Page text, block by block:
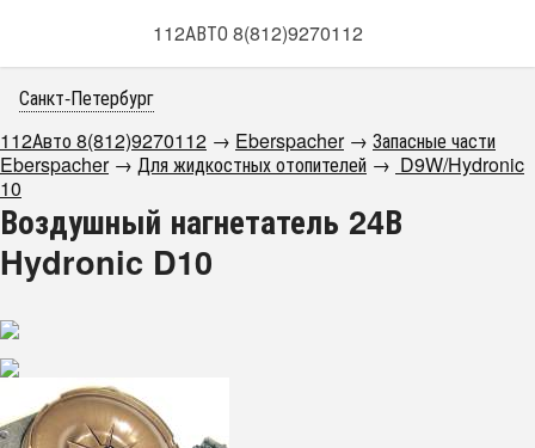
112АВТО 8(812)9270112
Санкт-Петербург
112Авто 8(812)9270112 → Eberspacher → Запасные части
Eberspacher → Для жидкостных отопителей → D9W/Hydronic
10
Воздушный нагнетатель 24В
Hydronic D10